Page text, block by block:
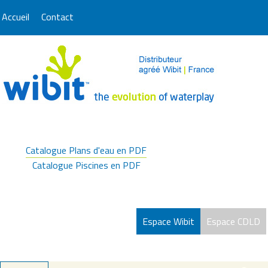
Accueil Contact
Catalogue Plans d'eau en PDF
Catalogue Piscines en PDF
Espace Wibit Espace CDLD